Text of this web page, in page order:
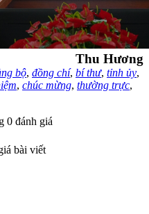
Thu Hương
bộ, đồng chí, bí thư, tỉnh ủy,
, chúc mừng, thường trực,
0 đánh giá
bài viết